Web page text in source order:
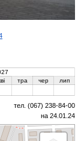
тра чер лип
тел. (067) 238-84-00
на 24.01.24